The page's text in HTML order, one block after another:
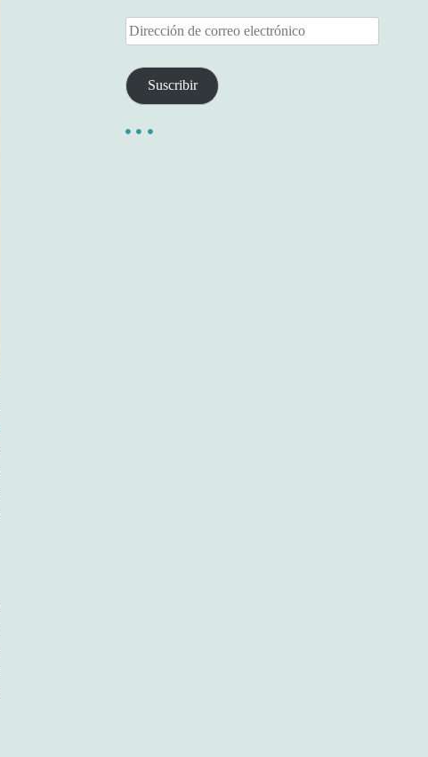
D
i
e
c
i
Suscribir